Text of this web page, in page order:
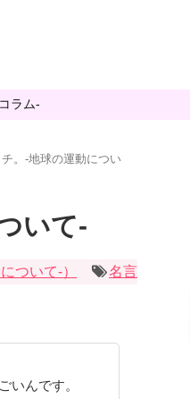
ラム-
。-地球の運動につい
いて-
ついて-） 名言
いんです。